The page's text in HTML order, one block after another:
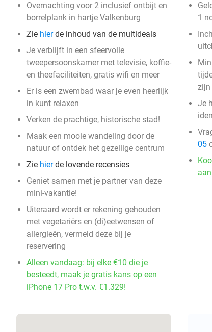
Overnachting voor 2 inclusief ontbijt en
borrelplank in hartje Valkenburg
Zie hierde inhoud van de multideals
Je verblijft in een sfeervolle
tweepersoonskamer met televisie, koffie-
en theefaciliteiten, gratis wifi en meer
Er is een zwembad waar je even heerlijk
in kunt relaxen
Verken de prachtige, historische stad!
Maak een mooie wandeling door de
natuur of ontdek het gezellige centrum
Zie hierde lovende recensies
Geniet samen met je partner van deze
mini-vakantie!
Uiteraard wordt er rekening gehouden
met vegetariërs en (di)eetwensen of
allergieën, vermeld deze bij je
reservering
Alleen vandaag: bij elke €10 die je
besteedt, maak je gratis kans op een
iPhone 17 Pro t.w.v. €1.329!
1
zijn
Je
05